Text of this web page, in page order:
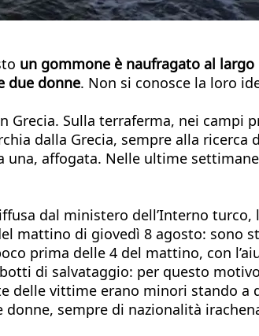
un gommone è naufragato al largo
due donne. Non si conosce la loro
Grecia. Sulla terraferma, nei
dalla Grecia, sempre alla
una, affogata. Nelle ultime
dal ministero dell’Interno
mattino di giovedì 8 agosto: sono
prima delle 4 del mattino, con
di salvataggio: per questo
delle vittime erano minori stando
sempre di nazionalità